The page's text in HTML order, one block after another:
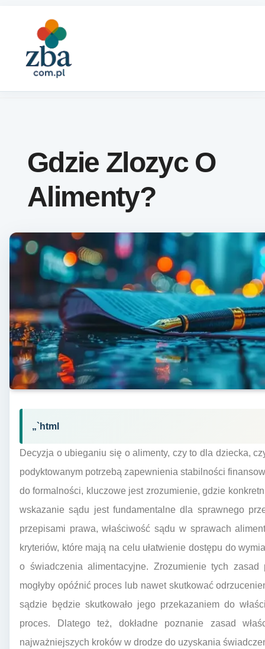
Gdzie Zlozyc O
Alimenty?
„`html
Decyzja o ubieganiu się o alimenty, czy to dla dziecka,
podyktowanym potrzebą zapewnienia stabilności
do formalności, kluczowe jest zrozumienie, gdzie
wskazanie sądu jest fundamentalne dla sprawnego
przepisami prawa, właściwość sądu w sprawach
kryteriów, które mają na celu ułatwienie dostępu do
o świadczenia alimentacyjne. Zrozumienie tych zasad
mogłyby opóźnić proces lub nawet skutkować
sądzie będzie skutkowało jego przekazaniem do
proces. Dlatego też, dokładne poznanie zasad
najważniejszych kroków w drodze do uzyskania